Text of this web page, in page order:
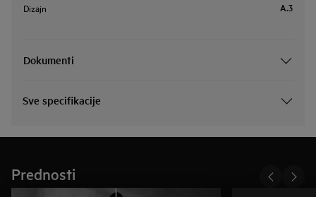
Dizajn A.3
Dokumenti
Sve specifikacije
Prednosti